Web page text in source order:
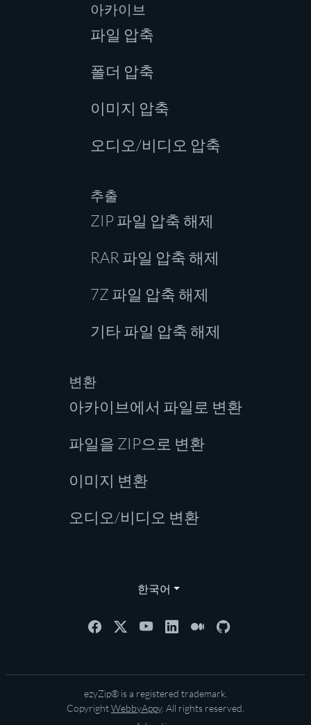
아카이브
파일 압축
폴더 압축
이미지 압축
오디오/비디오 압축
추출
ZIP 파일 압축 해제
RAR 파일 압축 해제
7Z 파일 압축 해제
기타 파일 압축 해제
변환
아카이브에서 파일로 변환
파일을 ZIP으로 변환
이미지 변환
오디오/비디오 변환
한국어
ezyZip® is a registered trademark.
CopyrightWebbyAppy. All rights reserved.